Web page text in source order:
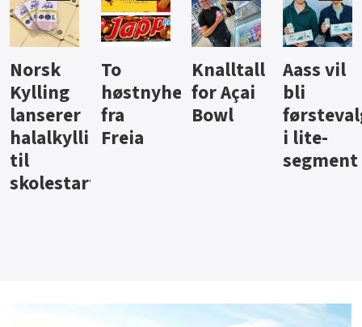
Knalltall
for Açai
Bowl
Aass vil
bli
førstevalg
i lite-
Brus og
jus fra
Berentsen
Hard
iste fra
Hansa